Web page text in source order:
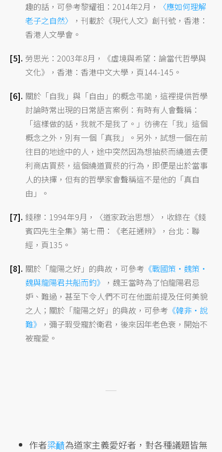
趣的話，可參考黎耀祖：2014年2月，
〈應如何理解
老子之自然〉
，刊載於《現代人文》創刊號，香港：
香港人文學會。
勞思光：2003年8月，《虛境與希望：論當代哲學與
文化》，香港：香港中文大學，頁144-145。
關於「自我」與「自由」的概念弔詭，這裡提供哲學
討論時常出現的日常語言案例：有時有人會聲稱：
「這樣做的話，我就不是我了。」彷彿在「我」這個
概念之外，別有一個「真我」。另外，試想一個在前
往目的地途中的人，途中突然因為想抽菸而繞道去便
利商店買菸，這個繞道買菸的行為，即便是出於當事
人的抉擇，但有的哲學家會聲稱這不是他的「真自
由」。
錢穆：1994年9月，〈道家政治思想〉，收錄在《錢
賓四先生全集》第七冊：《老莊通辨》，台北：聯
經，頁135。
關於「龍陽之好」的典故，可參考 《戰國策‧魏策‧
魏與龍陽君共船而釣》 ，魏王當時為了怕龍陽君忌
妒、難過，甚至下令人們不可在他面前提及任何美貌
之人；關於「龍陽之好」的典故，可參考 《韓非‧說
難》 ，彌子瑕受寵於衛君，後來因年老色衰，開始不
被寵愛。
作者梁靧為道家主義愛好者，對各種議題皆無